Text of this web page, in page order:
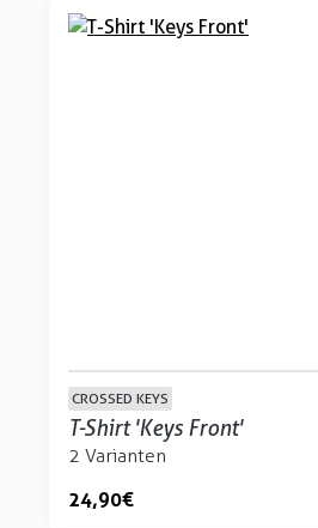
CROSSED KEYS
T-Shirt 'Keys Front'
2 Varianten
24,90 €